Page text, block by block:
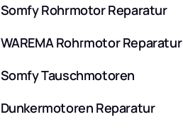
Somfy Rohrmotor Reparatur
WAREMA Rohrmotor Reparatur
Somfy Tauschmotoren
Dunkermotoren Reparatur